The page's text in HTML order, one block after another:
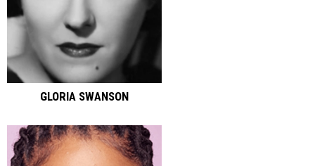
GLORIA SWANSON